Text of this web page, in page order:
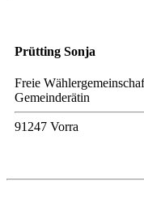
Prütting Sonja
Freie
Gemeinderätin
91247 Vorra